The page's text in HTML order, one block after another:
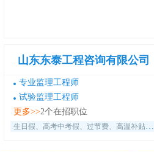
山东东泰工程咨询有限公司
专业监理工程师
试验监理工程师
更多>>2个在招职位
生日假、高考中考假、过节费、高温补贴等